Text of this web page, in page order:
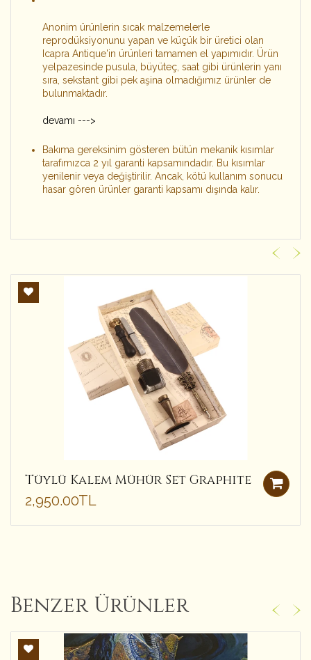
Anonim ürünlerin sıcak malzemelerle
reprodüksiyonunu yapan ve küçük bir üretici olan
Icapra Antique'in ürünleri tamamen el yapımıdır. Ürün
yelpazesinde pusula, büyüteç, saat gibi ürünlerin yanı
sıra, sekstant gibi pek aşina olmadığımız ürünler de
bulunmaktadır.
devamı --->
Bakıma gereksinim gösteren bütün mekanik kısımlar
tarafımızca 2 yıl garanti kapsamındadır. Bu kısımlar
yenilenir veya değiştirilir. Ancak, kötü kullanım sonucu
hasar gören ürünler garanti kapsamı dışında kalır.
Tüylü Kalem Mühür Set Graphite
2,950.00TL
Benzer Ürünler